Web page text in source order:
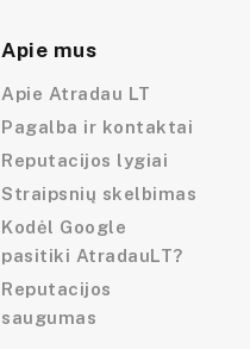
Apie mus
Apie Atradau LT
Pagalba ir kontaktai
Reputacijos lygiai
Straipsnių skelbimas
Kodėl Google
pasitiki AtradauLT?
Reputacijos
saugumas